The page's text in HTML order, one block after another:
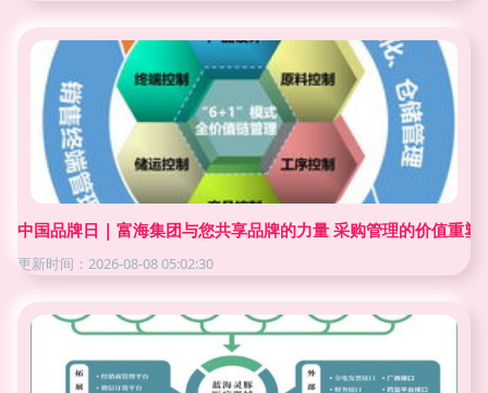
中国品牌日 | 富海集团与您共享品牌的力量 采购管理的价值重塑
更新时间：2026-08-08 05:02:30